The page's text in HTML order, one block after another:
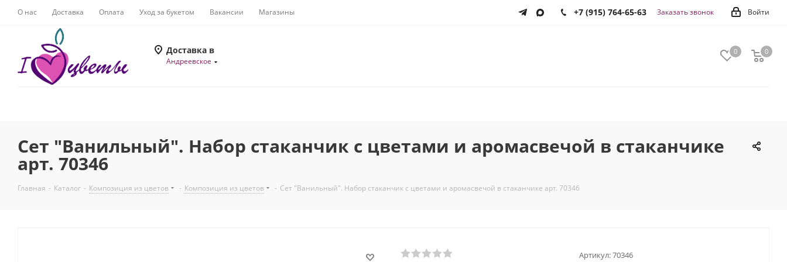
О нас Доставка Оплата Уход за букетом Вакансии Магазины Войти
+7 (915) 764-65-63 Заказать звонок
Доставка в
Андреевское
0 0
0
Сет "Ванильный". Набор стаканчик с цветами и аромасвечой в стаканчике
арт. 70346
Главная - Каталог - Композиция из цветов - Композиция из цветов - Сет "Ванильный". Набор стаканчик с цветами и аромасвечой в стаканчике арт. 70346
Артикул:70346